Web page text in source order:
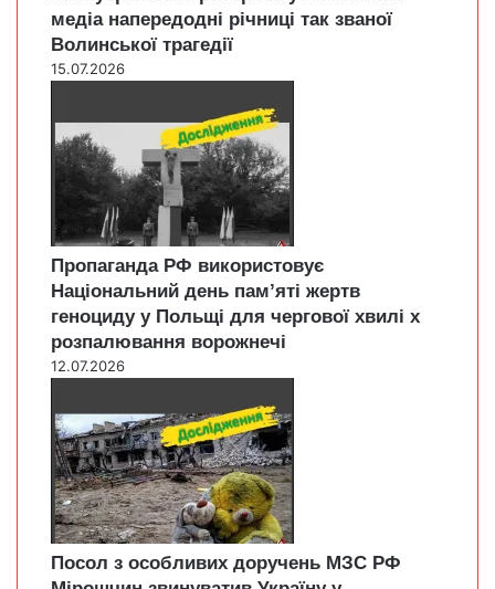
медіа напередодні річниці так званої
Волинської трагедії
15.07.2026
Пропаганда РФ використовує
Національний день пам’яті жертв
геноциду у Польщі для чергової хвилі х
розпалювання ворожнечі
12.07.2026
Посол з особливих доручень МЗС РФ